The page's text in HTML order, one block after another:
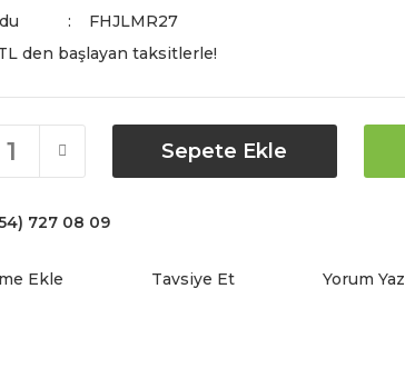
FHJLMR27
den başlayan taksitlerle!
Sepete Ekle
727 08 09
Tavsiye Et Yorum Yaz